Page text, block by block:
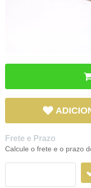
Frete e Prazo
Calcule o frete e o prazo